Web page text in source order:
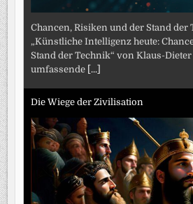
Chancen, Risiken und der Stand der
„Künstliche Intelligenz heute:
Stand der Technik“ von Klaus-
umfassende [...]
Die Wiege der Zivilisation